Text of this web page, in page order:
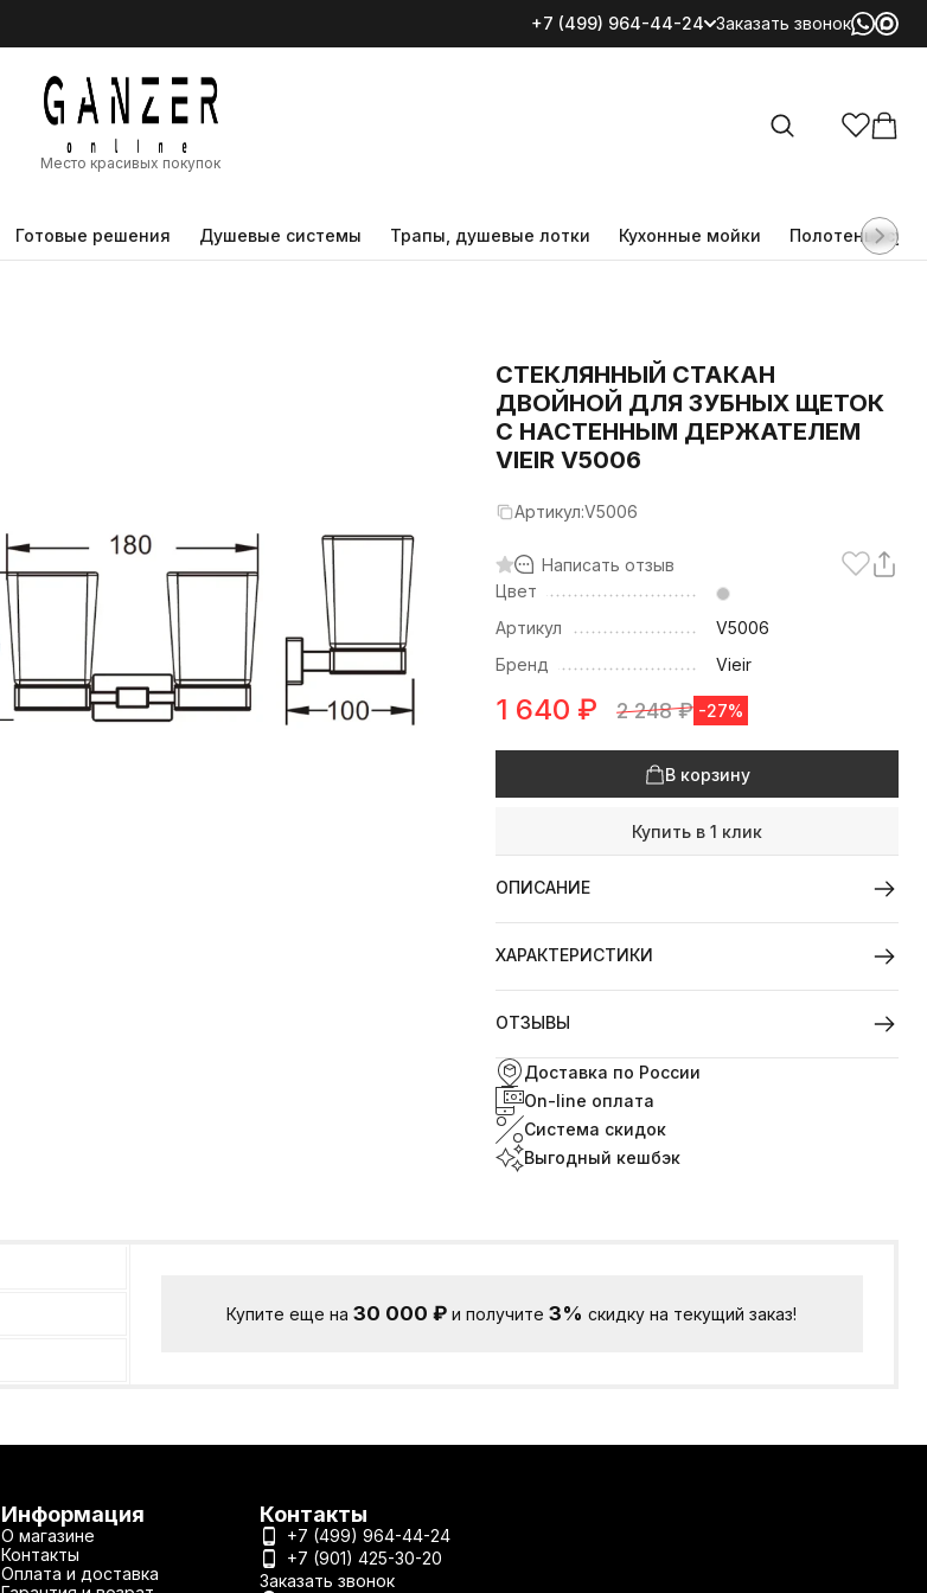
+7 (499) 964-44-24 Заказать звонок
Место красивых покупок
Готовые решения Душевые системы Трапы, душевые лотки Кухонные мойки
СТЕКЛЯННЫЙ СТАКАН
ДВОЙНОЙ ДЛЯ ЗУБНЫХ ЩЕТОК
С НАСТЕННЫМ ДЕРЖАТЕЛЕМ
VIEIR V5006
Артикул:V5006
Написать отзыв
Цвет
Артикул
V5006
Бренд
Vieir
1 640 ₽ 2 248₽ -27%
В корзину
Купить в 1 клик
ОПИСАНИЕ
ХАРАКТЕРИСТИКИ
ОТЗЫВЫ
Доставка по России
On-line оплата
Система скидок
Выгодный кешбэк
Купите еще на30 000₽ и получите3% скидку на текущий заказ!
Информация
О магазине
Контакты
Оплата и доставка
Контакты
+7 (499) 964-44-24
+7 (901) 425-30-20
Заказать звонок